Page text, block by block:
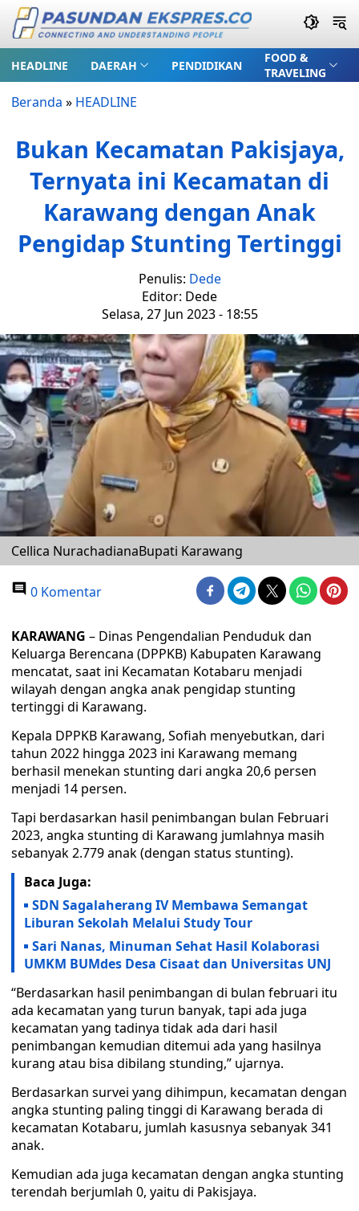
HEADLINE DAERAH PENDIDIKAN
FOOD &
TRAVELING
Beranda » HEADLINE
Bukan Kecamatan Pakisjaya,
Ternyata ini Kecamatan di
Karawang dengan Anak
Pengidap Stunting Tertinggi
Penulis: Dede
Editor: Dede
Selasa, 27 Jun 2023 - 18:55
Cellica NurachadianaBupati Karawang
0 Komentar
KARAWANG – Dinas Pengendalian Penduduk dan
Keluarga Berencana (DPPKB) Kabupaten Karawang
mencatat, saat ini Kecamatan Kotabaru menjadi
wilayah dengan angka anak pengidap stunting
tertinggi di Karawang.
Kepala DPPKB Karawang, Sofiah menyebutkan, dari
tahun 2022 hingga 2023 ini Karawang memang
berhasil menekan stunting dari angka 20,6 persen
menjadi 14 persen.
Tapi berdasarkan hasil penimbangan bulan Februari
2023, angka stunting di Karawang jumlahnya masih
sebanyak 2.779 anak (dengan status stunting).
Baca Juga:
SDN Sagalaherang IV Membawa Semangat
Liburan Sekolah Melalui Study Tour
Sari Nanas, Minuman Sehat Hasil Kolaborasi
UMKM BUMdes Desa Cisaat dan Universitas UNJ
“Berdasarkan hasil penimbangan di bulan februari itu
ada kecamatan yang turun banyak, tapi ada juga
kecamatan yang tadinya tidak ada dari hasil
penimbangan kemudian ditemui ada yang hasilnya
kurang atau bisa dibilang stunding,” ujarnya.
Berdasarkan survei yang dihimpun, kecamatan dengan
angka stunting paling tinggi di Karawang berada di
kecamatan Kotabaru, jumlah kasusnya sebanyak 341
anak.
Kemudian ada juga kecamatan dengan angka stunting
terendah berjumlah 0, yaitu di Pakisjaya.